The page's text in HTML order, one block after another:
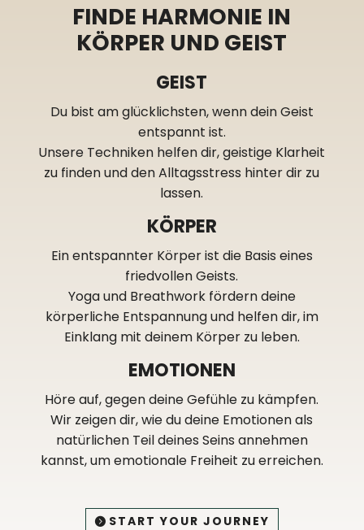
FINDE HARMONIE IN
KÖRPER UND GEIST
GEIST
Du bist am glücklichsten, wenn dein Geist
entspannt ist.
Unsere Techniken helfen dir, geistige Klarheit
zu finden und den Alltagsstress hinter dir zu
lassen.
KÖRPER
Ein entspannter Körper ist die Basis eines
friedvollen Geists.
Yoga und Breathwork fördern deine
körperliche Entspannung und helfen dir, im
Einklang mit deinem Körper zu leben.
EMOTIONEN
Höre auf, gegen deine Gefühle zu kämpfen.
Wir zeigen dir, wie du deine Emotionen als
natürlichen Teil deines Seins annehmen
kannst, um emotionale Freiheit zu erreichen.
START YOUR JOURNEY